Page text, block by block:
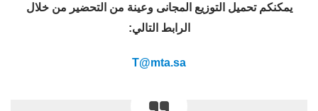
يمكنكم تحميل التوزيع المجانى وعينة من التحضير من خلال
الرابط التالي:
T@mta.sa